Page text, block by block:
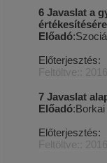
6 Javaslat a
értékesítésére
Előadó
Előterjesztés:
Feltöltve::
7 Javaslat
Előadó
Előterjesztés:
Feltöltve::